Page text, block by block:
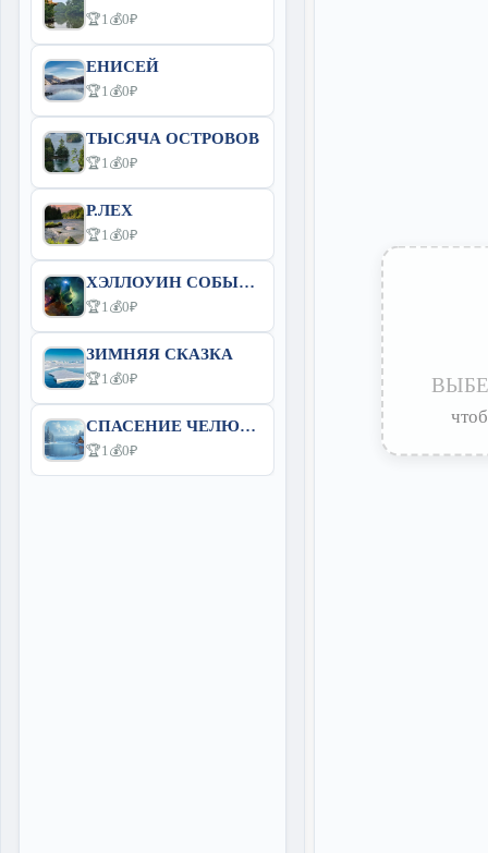
🏆1💰0₽
ЕНИСЕЙ
🏆1💰0₽
ТЫСЯЧА ОСТРОВОВ
🏆1💰0₽
Р.ЛЕХ
🏆1💰0₽
ХЭЛЛОУИН СОБЫТИЕ
🏆1💰0₽
ЗИМНЯЯ СКАЗКА
🏆1💰0₽
СПАСЕНИЕ ЧЕЛЮСКИНА
🏆1💰0₽